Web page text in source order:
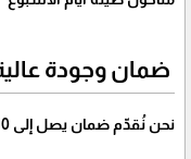
ضمان وجودة
نحن نُقدّم ضمان يصل إلى 10 سنوات ضد العيوب الفنية.